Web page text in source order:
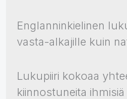
Englanninkielinen
vasta-alkajille kuin
Lukupiiri kokoaa
kiinnostuneita